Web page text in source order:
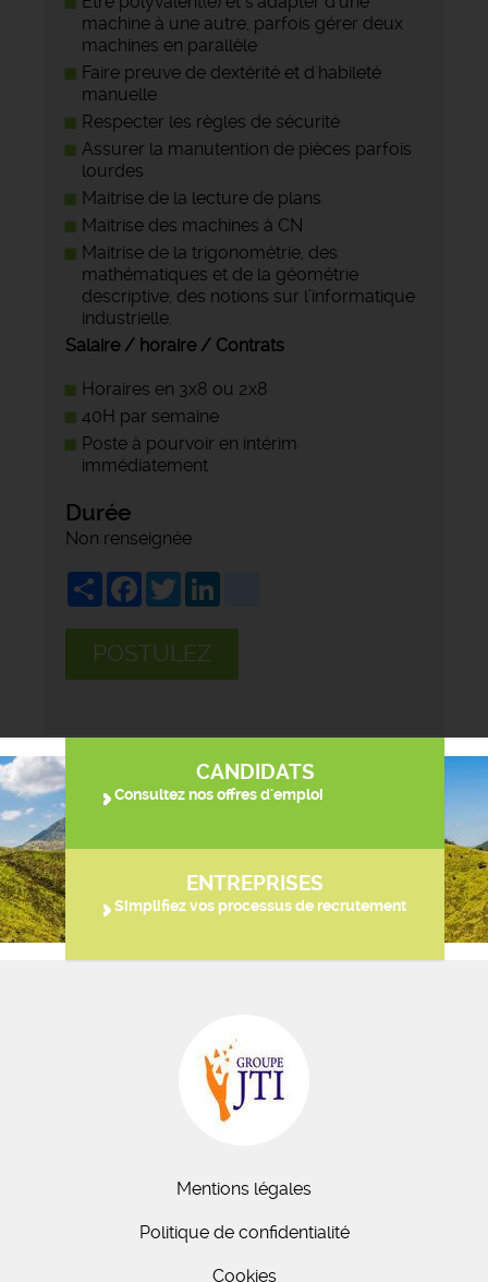
machine à une autre, parfois gérer deux
machines en parallèle
Faire preuve de dextérité et d'habileté
manuelle
Respecter les règles de sécurité
Assurer la manutention de pièces parfois
lourdes
Maitrise de la lecture de plans
Maitrise des machines à CN
Maitrise de la trigonométrie, des
mathématiques et de la géométrie
descriptive, des notions sur l’informatique
industrielle.
Salaire / horaire / Contrats
Horaires en 3x8 ou 2x8
40H par semaine
Poste à pourvoir en intérim
immédiatement
Durée
Non renseignée
ShareFacebook
Twitter
POSTULEZ
CANDIDATS
Consultez nos offres d'emploi
ENTREPRISES
Simplifiez vos processus de recrutement
Mentions légales
Politique de confidentialité
Cookies